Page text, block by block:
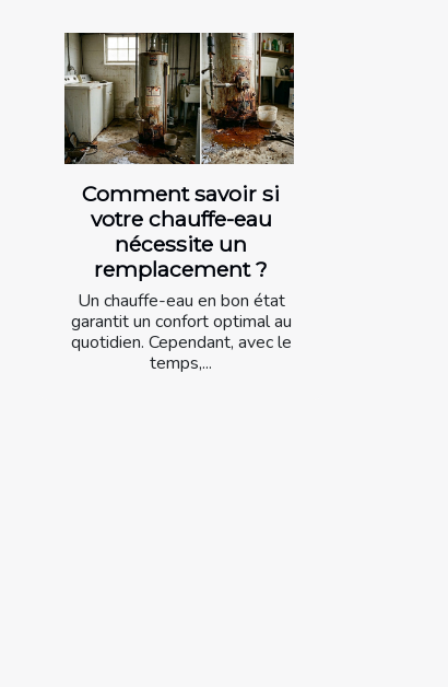
Comment savoir si
votre chauffe-eau
nécessite un
remplacement ?
Un chauffe-eau en bon état
garantit un confort optimal au
quotidien. Cependant, avec le
temps,...